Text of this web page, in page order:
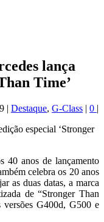
lança
Time’
| Destaque, G-Class | 0 |
40 anos de lançamento
celebra os 20 anos
as duas datas, a marca
de “Stronger Than
G400d, G500 e